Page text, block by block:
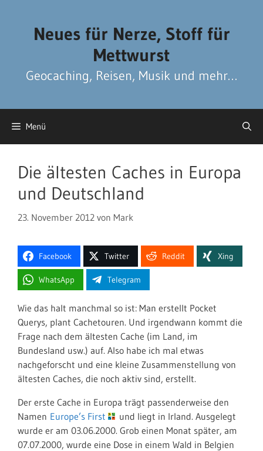
Neues für Nerze, Stoff für
Mettwurst
Geocaching, Reisen, Musik und mehr…
Menü
Die ältesten Caches in Europa
und Deutschland
23. November 2012 von Mark
Facebook Twitter Reddit Xing
WhatsApp Telegram
Wie das halt manchmal so ist: Man erstellt Pocket
Querys, plant Cachetouren. Und irgendwann kommt die
Frage nach dem ältesten Cache (im Land, im
Bundesland usw.) auf. Also habe ich mal etwas
nachgeforscht und eine kleine Zusammenstellung von
ältesten Caches, die noch aktiv sind, erstellt.
Der erste Cache in Europa trägt passenderweise den
Namen Europe’s First
und liegt in Irland. Ausgelegt
wurde er am 03.06.2000. Grob einen Monat später, am
07.07.2000, wurde eine Dose in einem Wald in Belgien